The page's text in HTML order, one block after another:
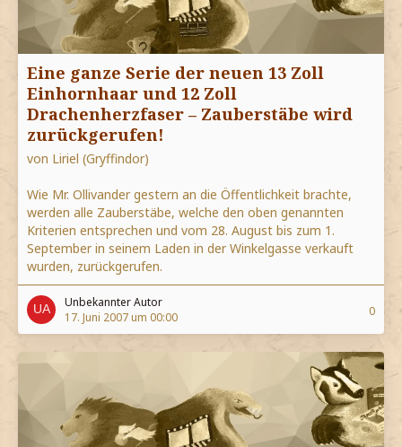
Eine ganze Serie der neuen 13 Zoll
Einhornhaar und 12 Zoll
Drachenherzfaser – Zauberstäbe wird
zurückgerufen!
von Liriel (Gryffindor)
Wie Mr. Ollivander gestern an die Öffentlichkeit brachte,
werden alle Zauberstäbe, welche den oben genannten
Kriterien entsprechen und vom 28. August bis zum 1.
September in seinem Laden in der Winkelgasse verkauft
wurden, zurückgerufen.
Unbekannter Autor
17. Juni 2007 um 00:00
0